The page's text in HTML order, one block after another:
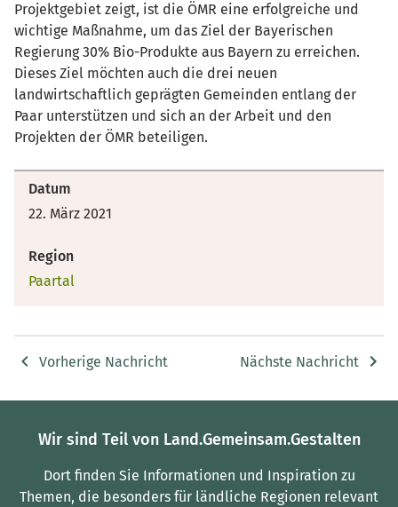
Projektgebiet zeigt, ist die ÖMR eine erfolgreiche und
wichtige Maßnahme, um das Ziel der Bayerischen
Regierung 30% Bio-Produkte aus Bayern zu erreichen.
Dieses Ziel möchten auch die drei neuen
landwirtschaftlich geprägten Gemeinden entlang der
Paar unterstützen und sich an der Arbeit und den
Projekten der ÖMR beteiligen.
Datum
22. März 2021
Region
Paartal
Vorherige Nachricht Nächste Nachricht
Wir sind Teil von Land.Gemeinsam.Gestalten
Dort finden Sie Informationen und Inspiration zu
Themen, die besonders für ländliche Regionen relevant